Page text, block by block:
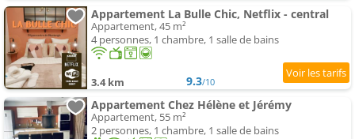
Appartement La Bulle Chic, Netflix - central
Appartement, 45 m²
4 personnes, 1 chambre, 1 salle de bains
3.4 km 9.3/10
Appartement Chez Hélène et Jérémy
Appartement, 55 m²
2 personnes, 1 chambre, 1 salle de bains